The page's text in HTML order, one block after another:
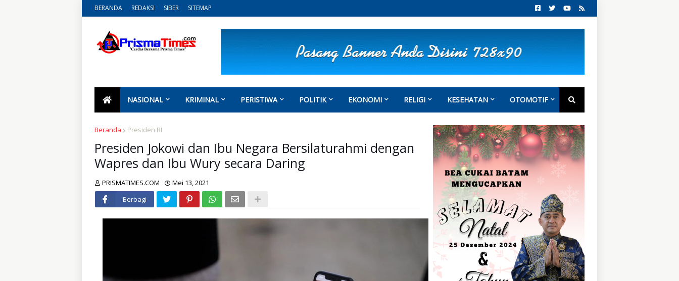
BERANDA REDAKSI SIBER SITEMAP
NASIONAL KRIMINAL PERISTIWA POLITIK EKONOMI RELIGI KESEHATAN OTOMOTIF
Beranda Presiden RI
Presiden Jokowi dan Ibu Negara Bersilaturahmi dengan
Wapres dan Ibu Wury secara Daring
PRISMATIMES.COM
Mei 13, 2021
Berbagi